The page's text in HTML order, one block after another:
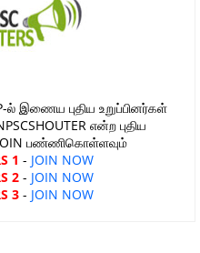
ல் இணைய புதிய உறுப்பினர்கள்
என்ற புதிய
JOIN பண்ணிகொள்ளவும்
1 - JOIN NOW
2- JOIN NOW
3- JOIN NOW